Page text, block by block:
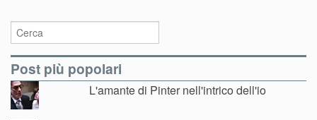
Post più popolari
L'amante di Pinter nell'intrico dell'io